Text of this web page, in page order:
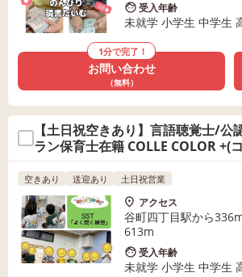
受入年齢
未就学 小学生 中学生
1分で完了！
お問い合わせ
（無料）
【土日祝空きあり】言語聴覚士/
ラン保育士在籍 COLLE COLOR +(
空きあり 送迎あり 土日祝営業
アクセス
谷町四丁目駅から
613m
受入年齢
未就学 小学生 中学生